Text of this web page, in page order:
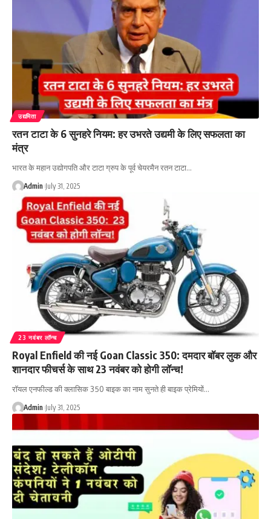
उद्यमिता
रतन टाटा के 6 सुनहरे नियम: हर उभरते उद्यमी के लिए सफलता का
मंत्र
भारत के महान उद्योगपति और टाटा ग्रुप के पूर्व चेयरमैन रतन टाटा…
Admin July 31, 2025
23 नवंबर लॉन्च
Royal Enfield की नई Goan Classic 350: दमदार बॉबर लुक और
शानदार फीचर्स के साथ 23 नवंबर को होगी लॉन्च!
रॉयल एनफील्ड की क्लासिक 350 बाइक का नाम सुनते ही बाइक प्रेमियों…
Admin July 31, 2025